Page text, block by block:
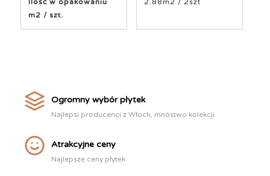
Ilość w opakowaniu
m2 / szt.
2.88m2 / 2szt
Ogromny wybór płytek
Najlepsi producenci z Włoch, mnóstwo kolekcji
Atrakcyjne ceny
Najlepsze ceny płytek